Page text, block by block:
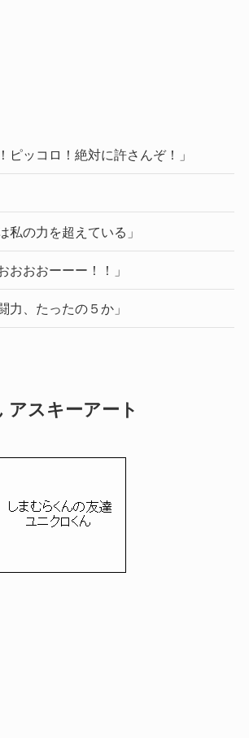
ピッコロ！絶対に許さんぞ！」
私の力を超えている」
おおおーーー！！」
力、たったの５か」
アスキーアート
らくんの友達
ニクロくん